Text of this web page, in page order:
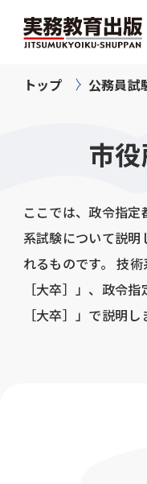
トップ 公務員試
市役
ここでは、政令指
系試験について説明
れるものです。 技
［大卒］」、政令
［大卒］」で説明し